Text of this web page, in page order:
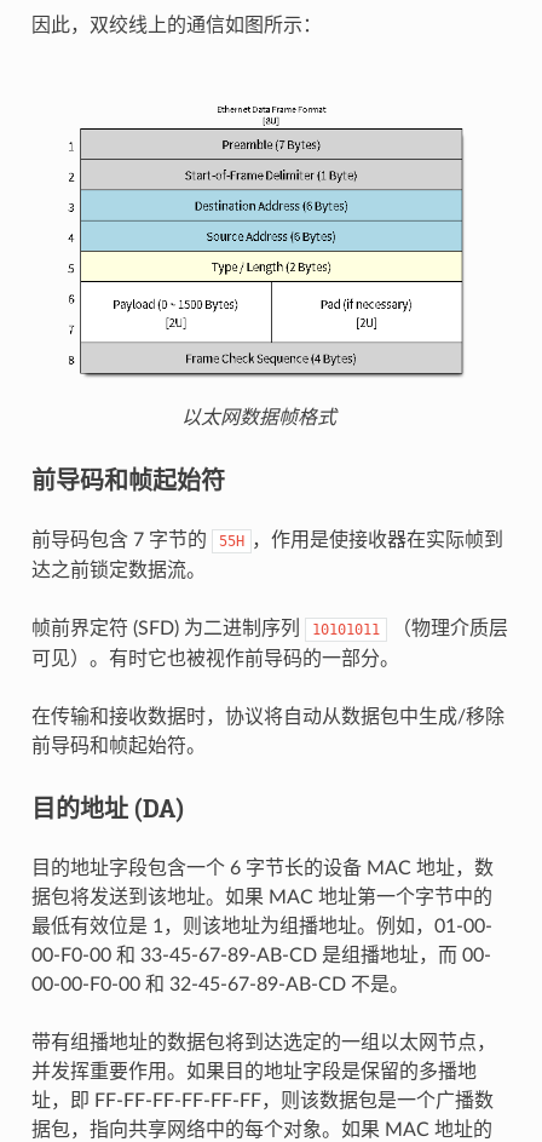
因此，双绞线上的通信如图所示：
以太网数据帧格式
前导码和帧起始符
前导码包含 7 字节的 55H
，作用是使接收器在实际帧到
达之前锁定数据流。
帧前界定符 (SFD) 为二进制序列 10101011
（物理介质层
可见）。有时它也被视作前导码的一部分。
在传输和接收数据时，协议将自动从数据包中生成/移除
前导码和帧起始符。
目的地址 (DA)
目的地址字段包含一个 6 字节长的设备 MAC 地址，数
据包将发送到该地址。如果 MAC 地址第一个字节中的
最低有效位是 1，则该地址为组播地址。例如，01-00-
00-F0-00 和 33-45-67-89-AB-CD 是组播地址，而 00-
00-00-F0-00 和 32-45-67-89-AB-CD 不是。
带有组播地址的数据包将到达选定的一组以太网节点，
并发挥重要作用。如果目的地址字段是保留的多播地
址，即 FF-FF-FF-FF-FF-FF，则该数据包是一个广播数
据包，指向共享网络中的每个对象。如果 MAC 地址的